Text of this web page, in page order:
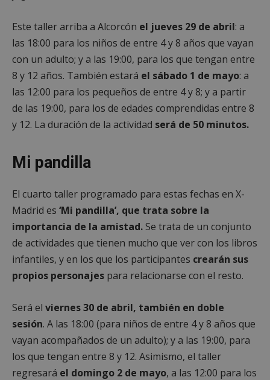
Este taller arriba a Alcorcón el jueves 29 de abril: a
las 18:00 para los niños de entre 4 y 8 años que vayan
con un adulto; y a las 19:00, para los que tengan entre
8 y 12 años. También estará el sábado 1 de mayo: a
las 12:00 para los pequeños de entre 4 y 8; y a partir
de las 19:00, para los de edades comprendidas entre 8
y 12. La duración de la actividad será de 50 minutos.
Mi pandilla
El cuarto taller programado para estas fechas en X-
Madrid es ‘Mi pandilla’, que trata sobre la
importancia de la amistad. Se trata de un conjunto
de actividades que tienen mucho que ver con los libros
infantiles, y en los que los participantes crearán sus
propios personajes para relacionarse con el resto.
Será el viernes 30 de abril, también en doble
sesión. A las 18:00 (para niños de entre 4 y 8 años que
vayan acompañados de un adulto); y a las 19:00, para
los que tengan entre 8 y 12. Asimismo, el taller
regresará el domingo 2 de mayo, a las 12:00 para los
Cookies no clasificadas
Cookies estrictamente necesarias
Cookies no clasificadas
funcionalidad principal del sitio web, como el
inicio de sesión de usuario y la gestión de cuentas.
El sitio web no se puede utilizar correctamente sin
las cookies estrictamente necesarias.
Nombre
Proveedor/
PHPSESSID
PHP.net
alcorconhoy.com